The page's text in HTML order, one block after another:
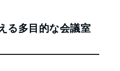
る多目的な会議室